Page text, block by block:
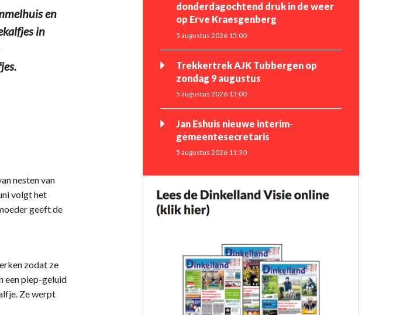
en
in
nesten van
volgt het
geeft de
zodat ze
een piep-geluid
Ze werpt
donderdagochtend druk in de weer
op Erve Kraesgenberg
5 augustus 2026 15:00
Trekkertrek AJK Tubbergen op
zondag 9 augustus
5 augustus 2026 13:00
Jan Eshuis nieuwe interim-
gemeentesecretaris
5 augustus 2026 11:30